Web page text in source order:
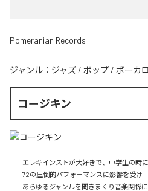
Pomeranian Records
ジャンル： ジャズ / ポップ / ボーカ
コージキン
エレキインストが大好きで、中学生の時
72の圧倒的パフォ－マンスに影響を受け
あらゆるジャンルを聞きまくり音楽関係